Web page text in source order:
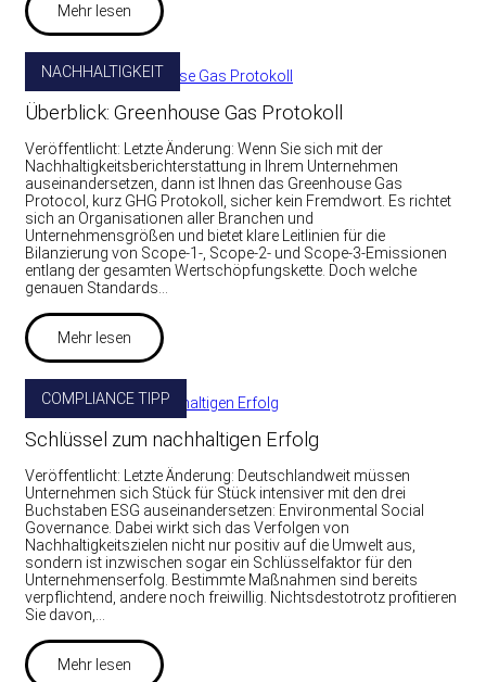
Mehr lesen
NACHHALTIGKEIT
Überblick: Greenhouse Gas Protokoll
Veröffentlicht: Letzte Änderung: Wenn Sie sich mit der
Nachhaltigkeitsberichterstattung in Ihrem Unternehmen
auseinandersetzen, dann ist Ihnen das Greenhouse Gas
Protocol, kurz GHG Protokoll, sicher kein Fremdwort. Es richtet
sich an Organisationen aller Branchen und
Unternehmensgrößen und bietet klare Leitlinien für die
Bilanzierung von Scope-1-, Scope-2- und Scope-3-Emissionen
entlang der gesamten Wertschöpfungskette. Doch welche
genauen Standards…
Mehr lesen
COMPLIANCE TIPP
Schlüssel zum nachhaltigen Erfolg
Veröffentlicht: Letzte Änderung: Deutschlandweit müssen
Unternehmen sich Stück für Stück intensiver mit den drei
Buchstaben ESG auseinandersetzen: Environmental Social
Governance. Dabei wirkt sich das Verfolgen von
Nachhaltigkeitszielen nicht nur positiv auf die Umwelt aus,
sondern ist inzwischen sogar ein Schlüsselfaktor für den
Unternehmenserfolg. Bestimmte Maßnahmen sind bereits
verpflichtend, andere noch freiwillig. Nichtsdestotrotz profitieren
Sie davon,…
Mehr lesen